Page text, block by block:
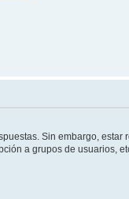
Sin embargo, estar
a grupos de usuarios,